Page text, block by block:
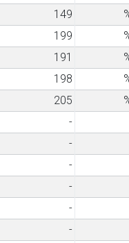
149
199
191
198
205
-
-
-
-
-
-